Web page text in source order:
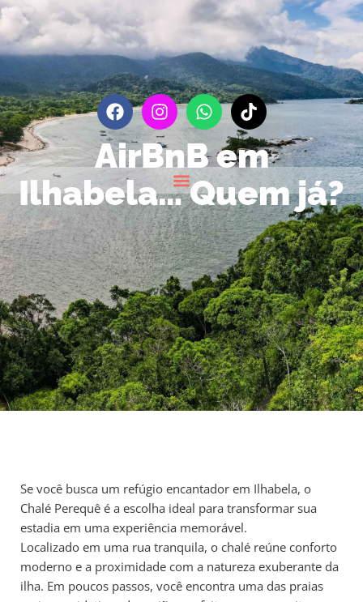
AirBnB em
Ilhabela… Quem já?
Se você busca um refúgio encantador em Ilhabela, o
Chalé Perequê é a escolha ideal para transformar sua
estadia em uma experiência memorável.
Localizado em uma rua tranquila, o chalé reúne conforto
moderno e a proximidade com a natureza exuberante da
ilha. Em poucos passos, você encontra uma das praias